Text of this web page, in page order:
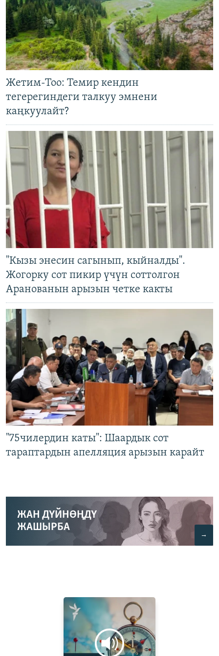
Жетим-Тоо: Темир кендин
тегерегиндеги талкуу эмнени
каңкуулайт?
"Кызы энесин сагынып, кыйналды".
Жогорку сот пикир үчүн соттолгон
Аранованын арызын четке какты
"75чилердин каты": Шаардык сот
тараптардын апелляция арызын карайт
ЖАН ДҮЙНӨҢДҮ
ЖАШЫРБА
→